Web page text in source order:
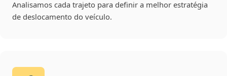
Analisamos cada trajeto para definir a melhor estratégia
de deslocamento do veículo.